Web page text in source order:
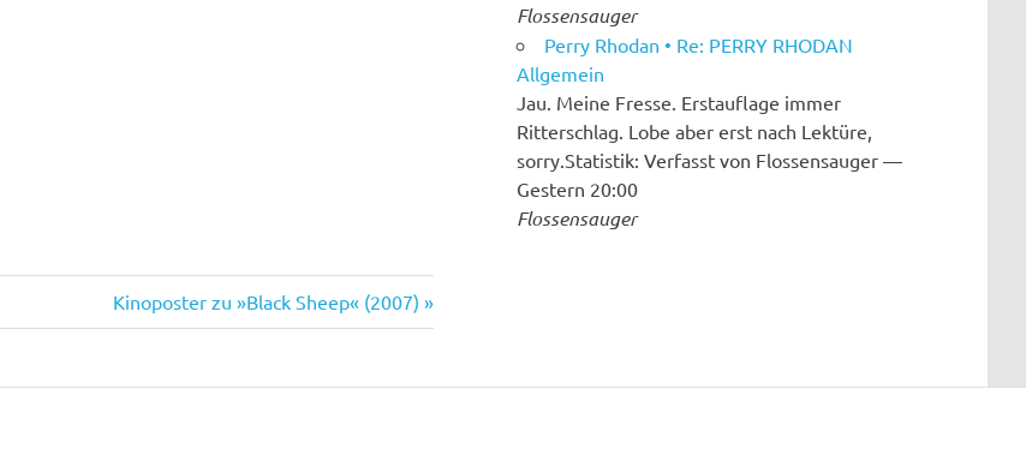
Nächster
Beitrag:
Kinoposter zu »Black Sheep« (2007)
Flossensauger
Perry Rhodan • Re: PERRY RHODAN
Allgemein
Jau. Meine Fresse. Erstauflage immer
Ritterschlag. Lobe aber erst nach Lektüre,
sorry.Statistik: Verfasst von Flossensauger —
Gestern 20:00
Flossensauger